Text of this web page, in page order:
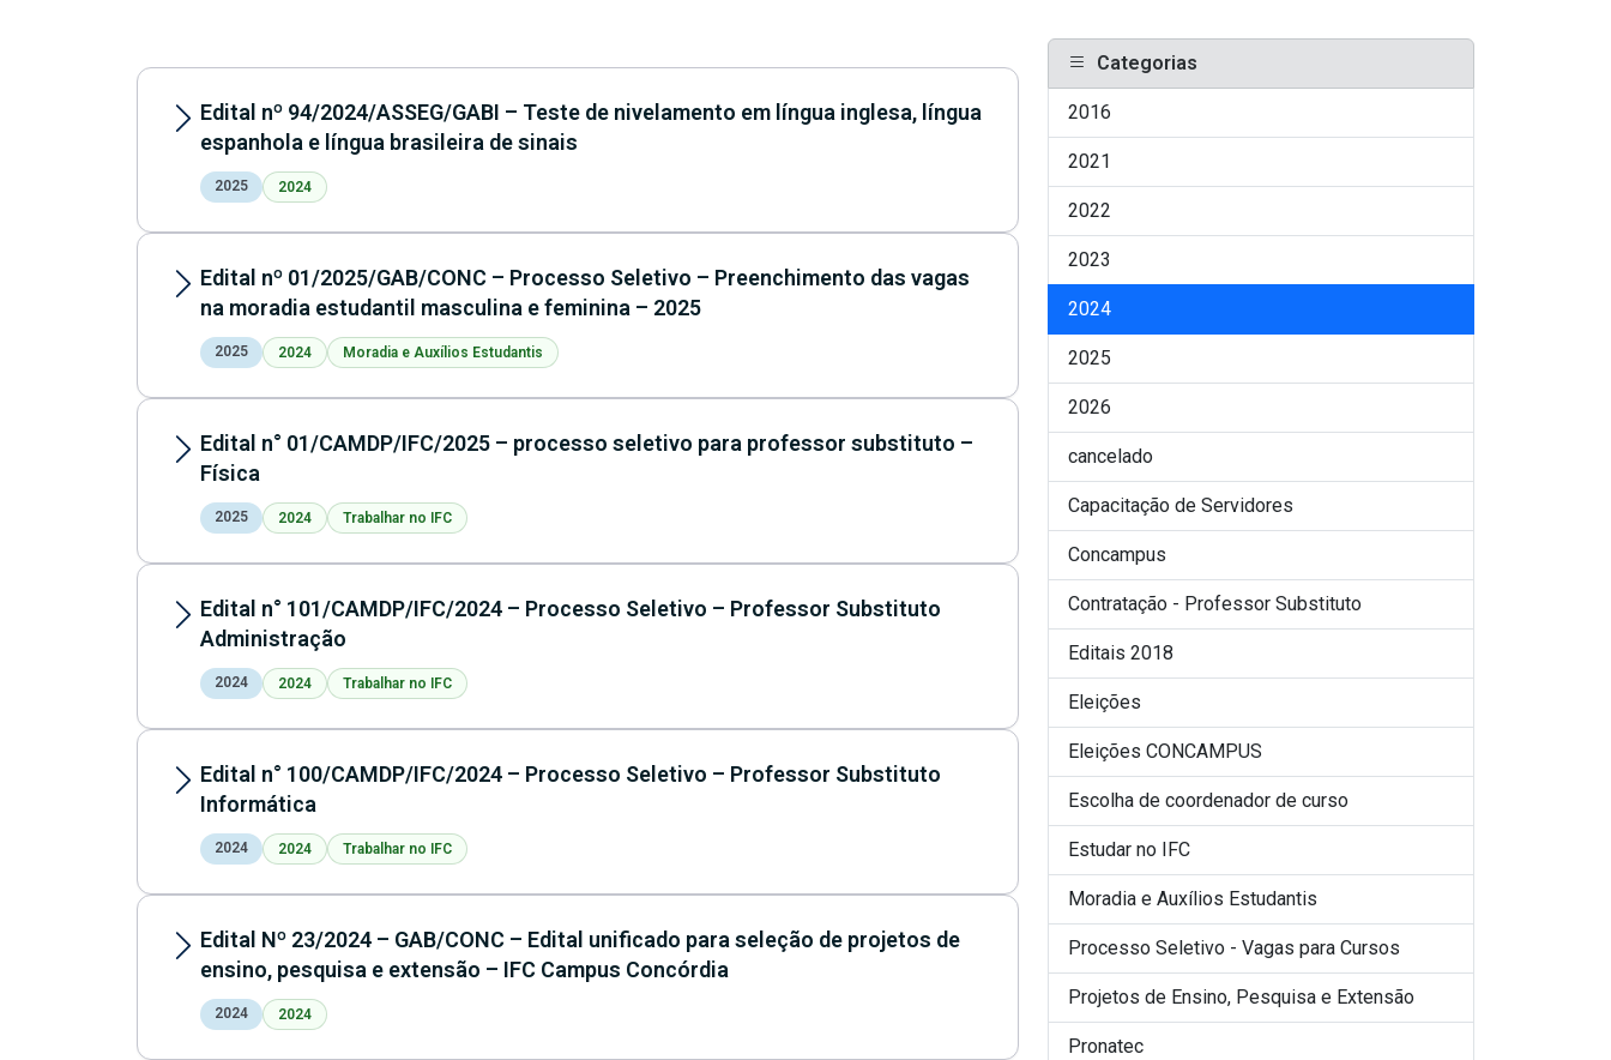
Edital nº 94/2024/ASSEG/GABI – Teste de nivelamento em língua inglesa, língua
espanhola e língua brasileira de sinais
2025 2024
Edital nº 01/2025/GAB/CONC – Processo Seletivo – Preenchimento das vagas
na moradia estudantil masculina e feminina – 2025
2025 2024 Moradia e Auxílios Estudantis
Edital n° 01/CAMDP/IFC/2025 – processo seletivo para professor substituto –
Física
2025 2024 Trabalhar no IFC
Edital n° 101/CAMDP/IFC/2024 – Processo Seletivo – Professor Substituto
Administração
2024 2024 Trabalhar no IFC
Edital n° 100/CAMDP/IFC/2024 – Processo Seletivo – Professor Substituto
Informática
2024 2024 Trabalhar no IFC
Edital Nº 23/2024 – GAB/CONC – Edital unificado para seleção de projetos de
ensino, pesquisa e extensão – IFC Campus Concórdia
2024 2024
Categorias
2016
2021
2022
2023
2024
2025
2026
cancelado
Capacitação de Servidores
Concampus
Contratação - Professor Substituto
Editais 2018
Eleições
Eleições CONCAMPUS
Escolha de coordenador de curso
Estudar no IFC
Moradia e Auxílios Estudantis
Processo Seletivo - Vagas para Cursos
Projetos de Ensino, Pesquisa e Extensão
Pronatec